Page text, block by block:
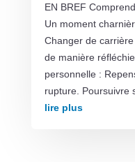
EN BREF
Un moment
Changer de
de manière
personnelle :
rupture. Poursuivre
lire plus